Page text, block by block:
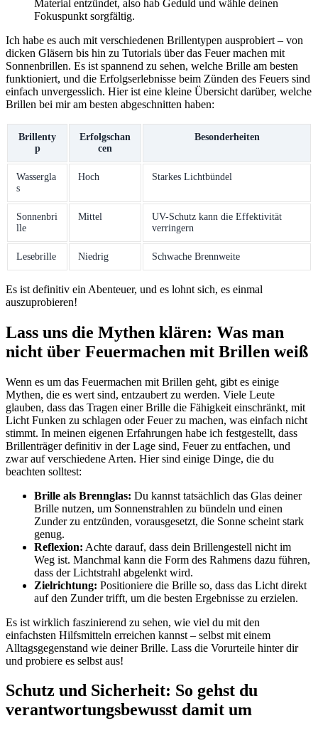
Material entzündet, also hab Geduld und ‌wähle deinen
Fokuspunkt sorgfältig.
Ich habe es auch mit verschiedenen Brillentypen ausprobiert – ⁤von
dicken Gläsern bis⁤ hin zu Tutorials über das ⁢Feuer machen mit
Sonnenbrillen. Es ist ⁤spannend zu sehen, welche ⁤Brille am besten
funktioniert, und die Erfolgserlebnisse beim Zünden des‌ Feuers sind
einfach unvergesslich. Hier ist eine kleine Übersicht darüber, welche
Brillen bei mir am besten abgeschnitten haben:
Brillenty
p
Erfolgschan
cen
Besonderheiten
Wassergla
s
Hoch Starkes Lichtbündel
Sonnenbri
lle
Mittel
UV-Schutz kann die Effektivität
verringern
Lesebrille Niedrig Schwache Brennweite
Es ist definitiv ein Abenteuer, und es lohnt sich, es einmal
auszuprobieren!
Lass uns ​die Mythen klären: Was man
nicht über Feuermachen mit Brillen weiß
Wenn es um das Feuermachen mit Brillen geht, gibt es einige
Mythen, die es wert sind, entzaubert zu werden. Viele Leute
glauben, dass das Tragen einer Brille die Fähigkeit einschränkt,⁣ mit
Licht Funken zu schlagen oder Feuer zu machen, was einfach nicht
stimmt. In meinen eigenen Erfahrungen habe ich ‌festgestellt, dass
Brillenträger definitiv in der Lage sind, Feuer zu entfachen, und
zwar auf verschiedene Arten. Hier sind einige Dinge, die du
beachten⁢ solltest:
Brille als Brennglas: Du kannst tatsächlich das Glas ⁢deiner
Brille nutzen, um ⁣Sonnenstrahlen zu bündeln und einen
Zunder zu⁣ entzünden, vorausgesetzt, die Sonne scheint stark
genug.
Reflexion: Achte darauf, dass dein Brillengestell nicht im
Weg ist. Manchmal kann die Form des Rahmens dazu führen,
dass ‌der Lichtstrahl abgelenkt wird.
Zielrichtung: Positioniere die Brille so, dass ‍das Licht direkt
auf‍ den Zunder trifft, um die⁤ besten Ergebnisse zu erzielen.
Es ist wirklich faszinierend zu sehen, wie viel du mit den
einfachsten Hilfsmitteln erreichen kannst – selbst mit einem
Alltagsgegenstand wie deiner Brille. Lass die Vorurteile hinter dir
und probiere ‍es selbst ⁢aus!
Schutz und Sicherheit: So gehst du⁣
verantwortungsbewusst damit um